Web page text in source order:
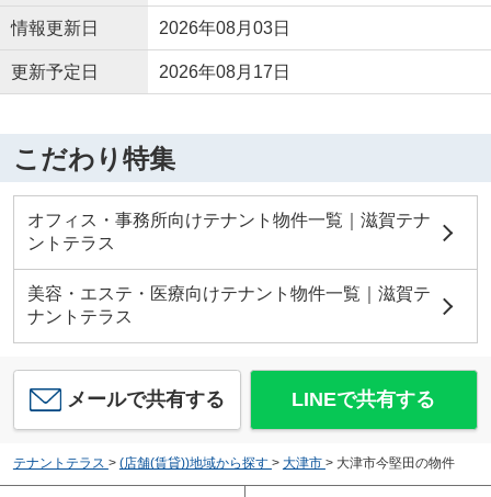
情報更新日 2026年08月03日
更新予定日 2026年08月17日
こだわり特集
オフィス・事務所向けテナント物件一覧｜滋賀テナ
ントテラス
美容・エステ・医療向けテナント物件一覧｜滋賀テ
ナントテラス
メールで共有する LINEで共有する
テナントテラス > (店舗(賃貸))地域から探す > 大津市 > 大津市今堅田の物件